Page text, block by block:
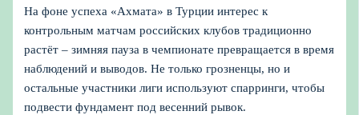
На фоне успеха «Ахмата» в Турции интерес к
контрольным матчам российских клубов традиционно
растёт – зимняя пауза в чемпионате превращается в время
наблюдений и выводов. Не только грозненцы, но и
остальные участники лиги используют спарринги, чтобы
подвести фундамент под весенний рывок.